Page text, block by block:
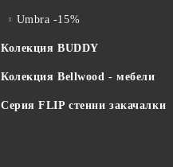
Umbra -15%
Колекция BUDDY
Колекция Bellwood - мебели
Серия FLIP стенни закачалки